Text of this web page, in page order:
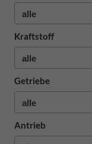
Kraftstoff
Getriebe
Antrieb